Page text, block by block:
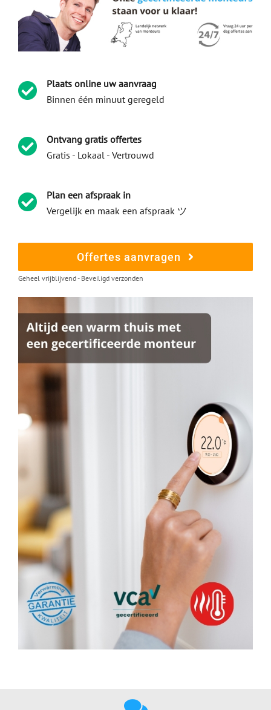
Plaats online uw aanvraag
Binnen één minuut geregeld
Ontvang gratis offertes
Gratis - Lokaal - Vertrouwd
Plan een afspraak in
Vergelijk en maak een afspraak ツ
Offertes aanvragen
Geheel vrijblijvend - Beveiligd verzonden